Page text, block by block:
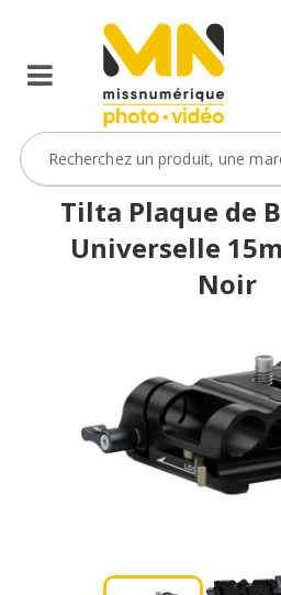
avec
FXVIDEO15
VOIR L'OFFRE
Tilta Plaque de
Universelle
Noir